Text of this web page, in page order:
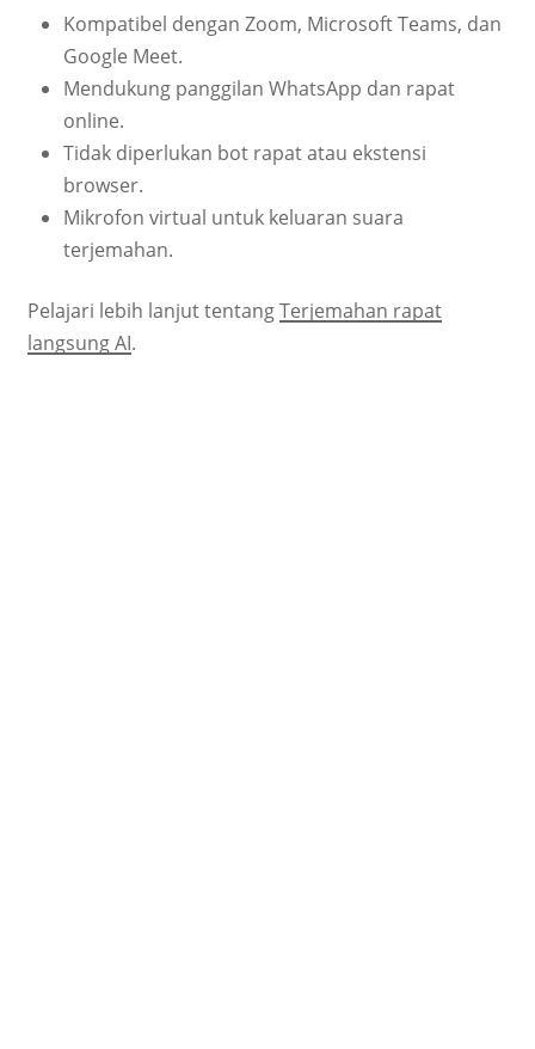
Kompatibel dengan Zoom, Microsoft Teams, dan
Google Meet.
Mendukung panggilan WhatsApp dan rapat
online.
Tidak diperlukan bot rapat atau ekstensi
browser.
Mikrofon virtual untuk keluaran suara
terjemahan.
Pelajari lebih lanjut tentangTerjemahan rapat
langsung AI.